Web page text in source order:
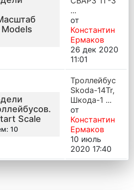
...
от
Константин
Ермаков
26 дек 2020
11:01
Scale
10
Троллейбус
Skoda-14Tr,
Шкода-1 ...
от
Константин
Ермаков
10 июль
2020 17:40